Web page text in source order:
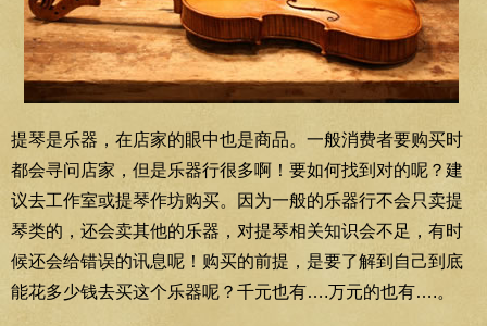
提琴是乐器，在店家的眼中也是商品。一般消费者要购买时
都会寻问店家，但是乐器行很多啊！要如何找到对的呢？建
议去工作室或提琴作坊购买。因为一般的乐器行不会只卖提
琴类的，还会卖其他的乐器，对提琴相关知识会不足，有时
候还会给错误的讯息呢！购买的前提，是要了解到自己到底
能花多少钱去买这个乐器呢？千元也有….万元的也有….。